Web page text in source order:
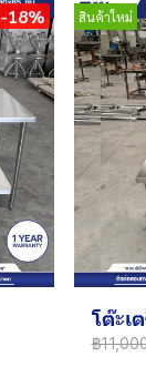
-18% สินค้าใหม่
โต๊ะเ
฿